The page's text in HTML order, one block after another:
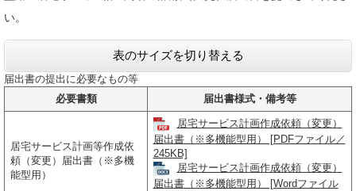
い。
表のサイズを切り替える
届出書の提出に必要なもの等
必要書類
届出書様式・備考等
居宅サービス計画等作成依
頼（変更）届出書（※多機
能型用）
居宅サービス計画作成依頼（変更）
届出書（※多機能型用） [PDFファイル／
245KB]
居宅サービス計画作成依頼（変更）
届出書（※多機能型用） [Wordファイル